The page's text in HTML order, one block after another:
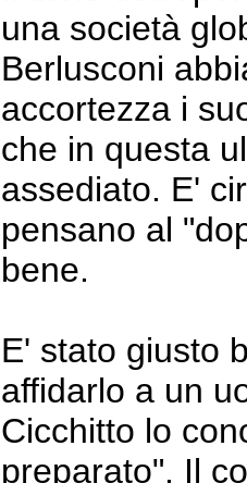
una società
Berlusconi
accortezza i
che in questa
assediato. E'
pensano al
bene.
E' stato giusto
affidarlo a un
Cicchitto lo
preparato". Il